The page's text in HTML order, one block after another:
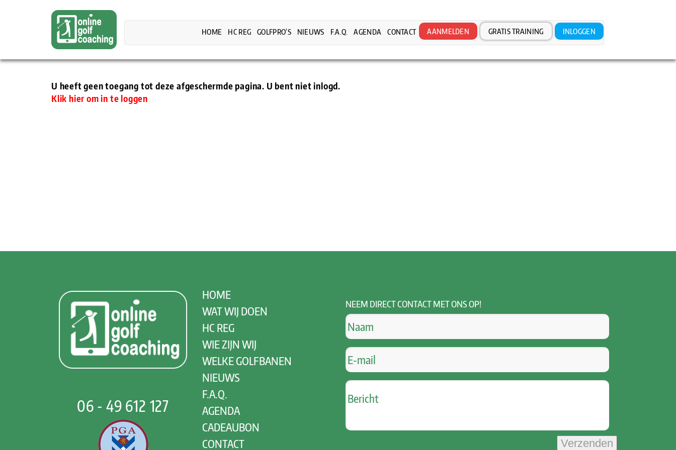
HOME HC REG GOLFPRO’S NIEUWS F.A.Q. AGENDA CONTACT AANMELDEN GRATIS TRAINING INLOGGEN
U heeft geen toegang tot deze afgeschermde pagina. U bent niet inlogd.
Klik hier om in te loggen
06 - 49 612 127
HOME
WAT WIJ DOEN
HC REG
WIE ZIJN WIJ
WELKE GOLFBANEN
NIEUWS
F.A.Q.
AGENDA
CADEAUBON
CONTACT
NEEM DIRECT CONTACT MET ONS OP!
Verzenden